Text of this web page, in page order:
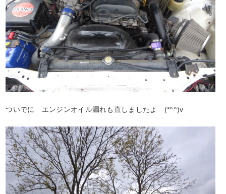
ついでに エンジンオイル漏れも直しましたよ (*^^)v